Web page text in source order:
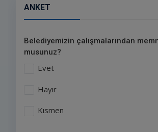
ANKET
Belediyemizin çalışmalarından
musunuz?
Evet
Hayır
Kısmen